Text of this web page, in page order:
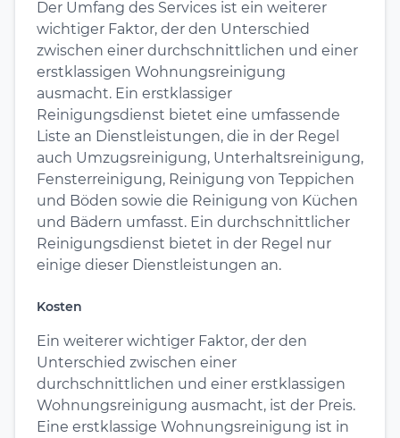
Der Umfang des Services ist ein weiterer
wichtiger Faktor, der den Unterschied
zwischen einer durchschnittlichen und einer
erstklassigen Wohnungsreinigung
ausmacht. Ein erstklassiger
Reinigungsdienst bietet eine umfassende
Liste an Dienstleistungen, die in der Regel
auch Umzugsreinigung, Unterhaltsreinigung,
Fensterreinigung, Reinigung von Teppichen
und Böden sowie die Reinigung von Küchen
und Bädern umfasst. Ein durchschnittlicher
Reinigungsdienst bietet in der Regel nur
einige dieser Dienstleistungen an.
Kosten
Ein weiterer wichtiger Faktor, der den
Unterschied zwischen einer
durchschnittlichen und einer erstklassigen
Wohnungsreinigung ausmacht, ist der Preis.
Eine erstklassige Wohnungsreinigung ist in